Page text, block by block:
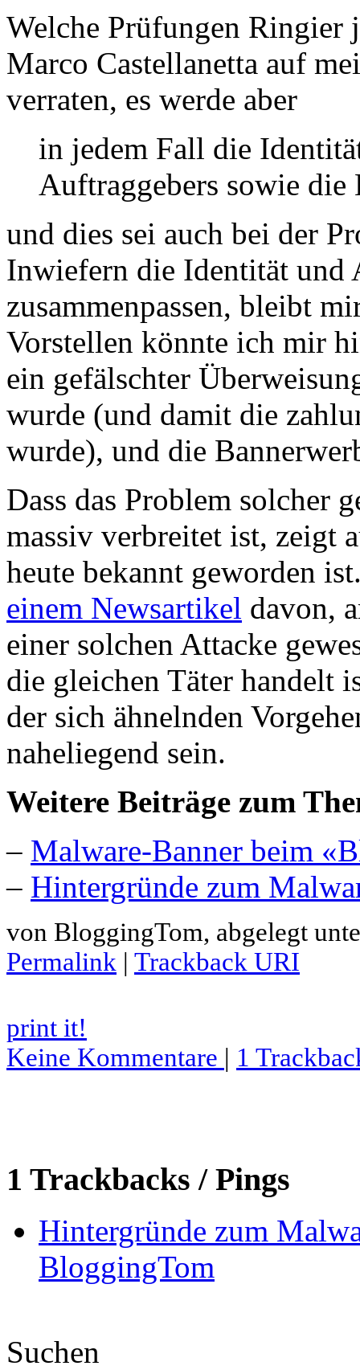
Welche Prüfungen
Marco Castellanetta auf
verraten, es werde aber
in jedem Fall die
Auftraggebers sowie
und dies sei auch bei der
Inwiefern die Identität und
zusammenpassen, bleibt
Vorstellen könnte ich mir
ein gefälschter
wurde (und damit die
wurde), und die
Dass das Problem solcher
massiv verbreitet ist, zeigt
heute bekannt geworden
einem Newsartikel davon,
einer solchen Attacke
die gleichen Täter handelt
der sich ähnelnden
naheliegend sein.
Weitere Beiträge zum
– Malware-Banner beim
– Hintergründe zum
von BloggingTom, abgelegt
Permalink | Trackback URI
print it!
Keine Kommentare | 1
1 Trackbacks / Pings
Hintergründe zum
BloggingTom
Suchen